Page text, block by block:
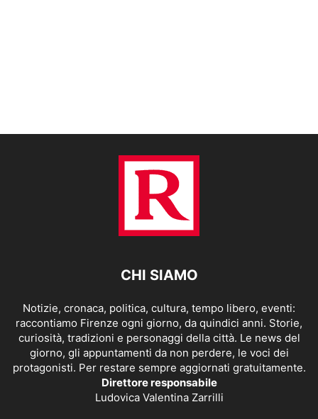
CHI SIAMO
Notizie, cronaca, politica, cultura, tempo libero, eventi:
raccontiamo Firenze ogni giorno, da quindici anni. Storie,
curiosità, tradizioni e personaggi della città. Le news del
giorno, gli appuntamenti da non perdere, le voci dei
protagonisti. Per restare sempre aggiornati gratuitamente.
Direttore responsabile
Ludovica Valentina Zarrilli